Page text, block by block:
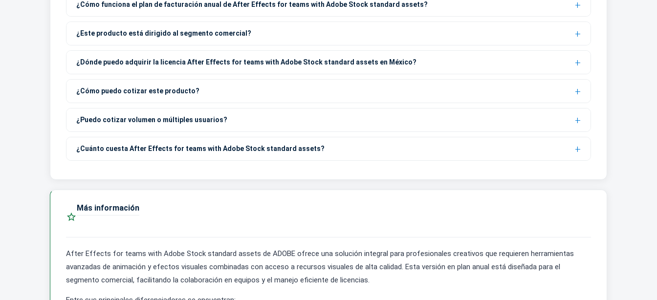
¿Cómo funciona el plan de facturación anual de After Effects for teams with Adobe Stock standard assets?
¿Este producto está dirigido al segmento comercial?
¿Dónde puedo adquirir la licencia After Effects for teams with Adobe Stock standard assets en México?
¿Cómo puedo cotizar este producto?
¿Puedo cotizar volumen o múltiples usuarios?
¿Cuánto cuesta After Effects for teams with Adobe Stock standard assets?

Más información
After Effects for teams with Adobe Stock standard assets de ADOBE ofrece una solución integral para profesionales creativos que requieren herramientas
avanzadas de animación y efectos visuales combinadas con acceso a recursos visuales de alta calidad. Esta versión en plan anual está diseñada para el
segmento comercial, facilitando la colaboración en equipos y el manejo eficiente de licencias.